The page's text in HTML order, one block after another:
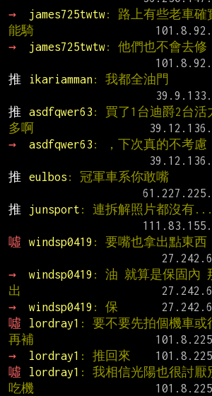
→
james725twtw: 路上有些老車確
能騎
→
james725twtw: 他們也不會去修
推
ikariamman: 我都全油門
推
asdfqwer63 : 買了1台迪爵2台活
多啊
→
asdfqwer63 : ，下次真的不考慮
推
eulbos : 冠軍車系你敢嘴
推
junsport : 連拆解照片都沒有...
噓
windsp0419 : 要嘴也拿出點東西
→
windsp0419 : 油 就算是保固內
出
→
windsp0419 : 保
噓
lordray1 : 要不要先拍個機車或
再補
→
lordray1 : 推回來
噓
lordray1 : 我相信光陽也很討厭
吃機